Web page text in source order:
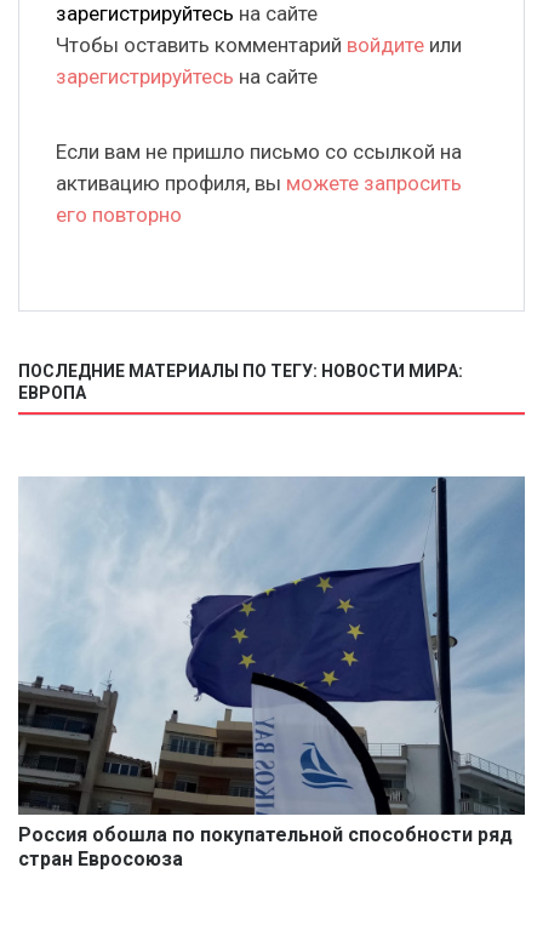
зарегистрируйтесь на сайте
Чтобы оставить комментарий войдите или
зарегистрируйтесь на сайте
Если вам не пришло письмо со ссылкой на
активацию профиля, вы можете запросить
его повторно
ПОСЛЕДНИЕ МАТЕРИАЛЫ ПО ТЕГУ: НОВОСТИ МИРА:
ЕВРОПА
Россия обошла по покупательной способности ряд
стран Евросоюза